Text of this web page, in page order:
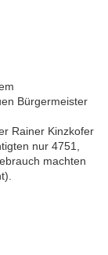
Bürgermeister
Rainer Kinzkofer
nur 4751,
machten